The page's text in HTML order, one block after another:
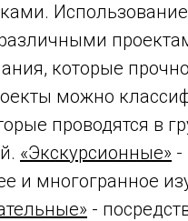
которые
можно
проводятся в
«Экскурсионные» -
и многогранное
-